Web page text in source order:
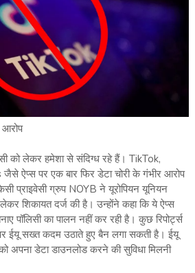
आरोप
को लेकर हमेशा से संदिग्ध रहे हैं। TikTok,
ऐप्स पर एक बार फिर डेटा चोरी के गंभीर आरोप
प्राइवेसी ग्रुप NOYB ने यूरोपियन यूनियन
शिकायत दर्ज की है। उन्होंने कहा कि ये ऐप्स
पॉलिसी का पालन नहीं कर रही है। कुछ रिपोर्ट्स
ईयू सख्त कदम उठाते हुए बैन लगा सकती है। ईयू
अपना डेटा डाउनलोड करने की सुविधा मिलनी